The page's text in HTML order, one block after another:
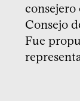
consejero
Consejo
Fue